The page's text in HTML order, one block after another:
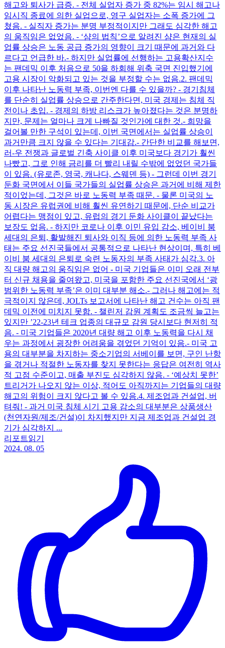
해고와 퇴사가 급증. - 전체 실업자 증가 중 82%는 임시 해고나
임시직 종료에 의한 실업으로, 영구 실업자는 소폭 증가에 그
쳤음. - 실직자 증가는 분명 부정적이지만 그래도 심각한 해고
의 움직임은 없었음. - ‘샴의 법칙’으로 알려진 샴은 현재의 실
업률 상승은 노동 공급 증가의 영향이 크기 때문에 과거와 다
르다고 언급한 바. ​ - 하지만 실업률에 선행하는 고용확산지수
는 팬데믹 이후 처음으로 50을 하회해 위축 국면 진입했기에
고용 시장이 악화되고 있는 것을 부정할 수는 없음. ​ 2. 팬데믹
이후 나타난 노동력 부족, 이번엔 다를 수 있을까? - 경기침체
를 단순히 실업률 상승으로 간주한다면, 미국 경제는 침체 직
전이나 초입. - 경제의 하방 리스크가 높아졌다는 것은 분명하
지만, 문제는 얼마나 크게 나빠질 것인가에 대한 것. ​ - 희망을
걸어볼 만한 구석이 있는데, 이번 국면에서는 실업률 상승이
과거만큼 크지 않을 수 있다는 기대감. ​ - 간단한 비교를 해보면,
러-우 전쟁과 글로벌 긴축 사이클 이후 미국보다 경기가 훨씬
나빴고, 그로 인해 금리를 더 빨리 내릴 수밖에 없었던 국가들
이 있음. (유로존, 영국, 캐나다, 스웨덴 등) - 그런데 이번 경기
둔화 국면에서 이들 국가들의 실업률 상승은 과거에 비해 제한
적이었는데, 그것은 바로 노동력 부족 때문. - 물론 미국의 노
동 시장은 유럽권에 비해 훨씬 유연하기 때문에, 단순 비교가
어렵다는 맹점이 있고, 유럽의 경기 둔화 사이클이 끝났다는
보장도 없음. - 하지만 코로나 이후 이민 유입 감소, 베이비 붐
세대의 은퇴, 활발해진 퇴사와 이직 등에 의한 노동력 부족 사
태는 주요 선진국들에서 공통적으로 나타난 현상이며, 특히 베
이비 붐 세대의 은퇴로 숙련 노동자의 부족 사태가 심각. ​ 3. 아
직 대량 해고의 움직임은 없어 - 미국 기업들은 이미 오래 전부
터 신규 채용을 줄여왔고, 미국을 포함한 주요 선진국에서 ‘광
범위한 노동력 부족’은 이미 대부분 해소. ​ - 그러나 해고에는 적
극적이지 않은데, JOLTs 보고서에 나타난 해고 건수는 아직 팬
데믹 이전에 미치지 못함. - 챌린저 감원 계획도 조금씩 늘고는
있지만 ’22-23년 테크 업종의 대규모 감원 당시보다 현저히 적
음. - 미국 기업들은 2020년 대량 해고 이후 노동력을 다시 채
우는 과정에서 굉장한 어려움을 겪었던 기억이 있음. ​ - 미국 고
용의 대부분을 차지하는 중소기업의 서베이를 보면, 구인 난항
을 겪거나 적절한 노동자를 찾지 못한다는 응답은 여전히 역사
적 고점 수준이고, 매출 부진도 심각하지 않음. - ‘예상치 못한’
트리거가 나오지 않는 이상, 적어도 아직까지는 기업들의 대량
해고의 위험이 크지 않다고 볼 수 있음. ​ 4. 제조업과 건설업, 버
텨줘! - 과거 미국 침체 시기 고용 감소의 대부분은 상품생산
(천연자원/제조/건설)이 차지했지만 지금 제조업과 건설업 경
기가 심각하지 ...
리포트읽기
2024. 08. 05